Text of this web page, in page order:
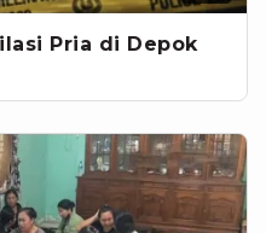
Pria di Depok